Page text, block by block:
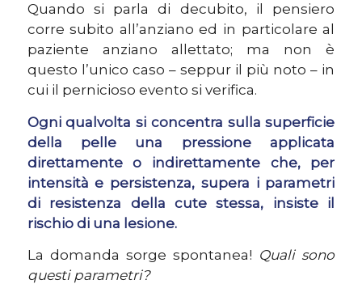
Quando si parla di decubito, il pensiero
corre subito all’anziano ed in particolare al
paziente anziano allettato; ma non è
questo l’unico caso – seppur il più noto – in
cui il pernicioso evento si verifica.
Ogni qualvolta si concentra sulla superficie
della pelle una pressione applicata
direttamente o indirettamente che, per
intensità e persistenza, supera i parametri
di resistenza della cute stessa, insiste il
rischio di una lesione.
La domanda sorge spontanea! Quali sono
questi parametri?